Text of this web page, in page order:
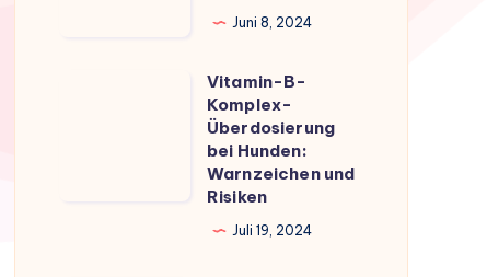
Juni 8, 2024
Vitamin-B-
Komplex-
Überdosierung
bei Hunden:
Warnzeichen und
Risiken
Juli 19, 2024